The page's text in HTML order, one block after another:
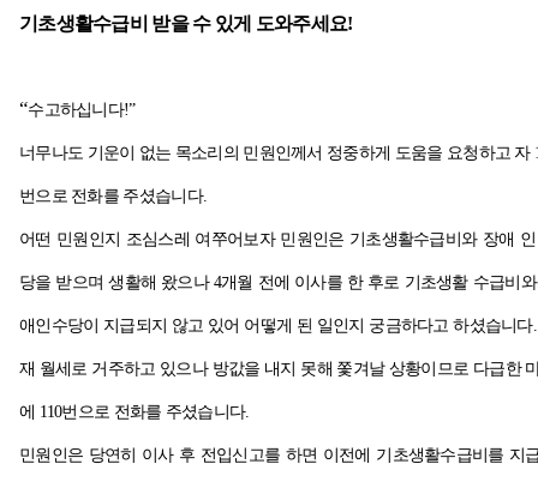
기초생활수급비 받을 수 있게 도와주세요!
“수고하십니다!”
너무나도 기운이 없는 목소리의 민원인께서 정중하게 도움을 요청하고 자
번으로 전화를 주셨습니다.
어떤 민원인지 조심스레 여쭈어보자 민원인은 기초생활수급비와 장애
당을 받으며 생활해 왔으나 4개월 전에 이사를 한 후로 기초생활 수급비
애인수당이 지급되지 않고 있어 어떻게 된 일인지 궁금하다고 하셨습니다
재 월세로 거주하고 있으나 방값을 내지 못해 쫓겨날 상황이므로 다급한
에 110번으로 전화를 주셨습니다.
민원인은 당연히 이사 후 전입신고를 하면 이전에 기초생활수급비를 지